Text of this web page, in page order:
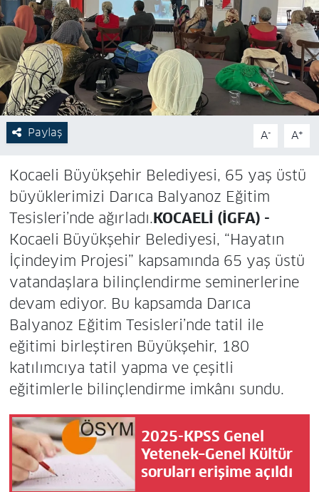
Paylaş A- A+
Kocaeli Büyükşehir Belediyesi, 65 yaş üstü
büyüklerimizi Darıca Balyanoz Eğitim
Tesisleri’nde ağırladı.KOCAELİ (İGFA) -
Kocaeli Büyükşehir Belediyesi, “Hayatın
İçindeyim Projesi” kapsamında 65 yaş üstü
vatandaşlara bilinçlendirme seminerlerine
devam ediyor. Bu kapsamda Darıca
Balyanoz Eğitim Tesisleri’nde tatil ile
eğitimi birleştiren Büyükşehir, 180
katılımcıya tatil yapma ve çeşitli
eğitimlerle bilinçlendirme imkânı sundu.
2025-KPSS Genel
Yetenek–Genel Kültür
soruları erişime açıldı